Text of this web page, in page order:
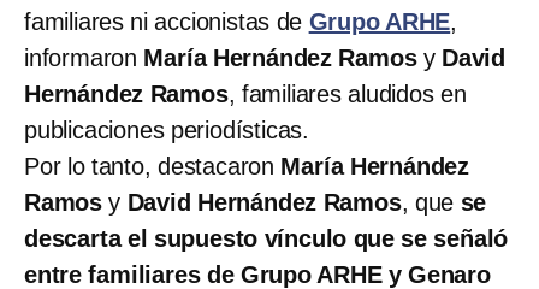
familiares ni accionistas de Grupo ARHE,
informaron María Hernández Ramosy David
Hernández Ramos, familiares aludidos en
publicaciones periodísticas.
Por lo tanto, destacaron María Hernández
Ramosy David Hernández Ramos, que se
descarta el supuesto vínculo que se señaló
entre familiares de Grupo ARHE y Genaro